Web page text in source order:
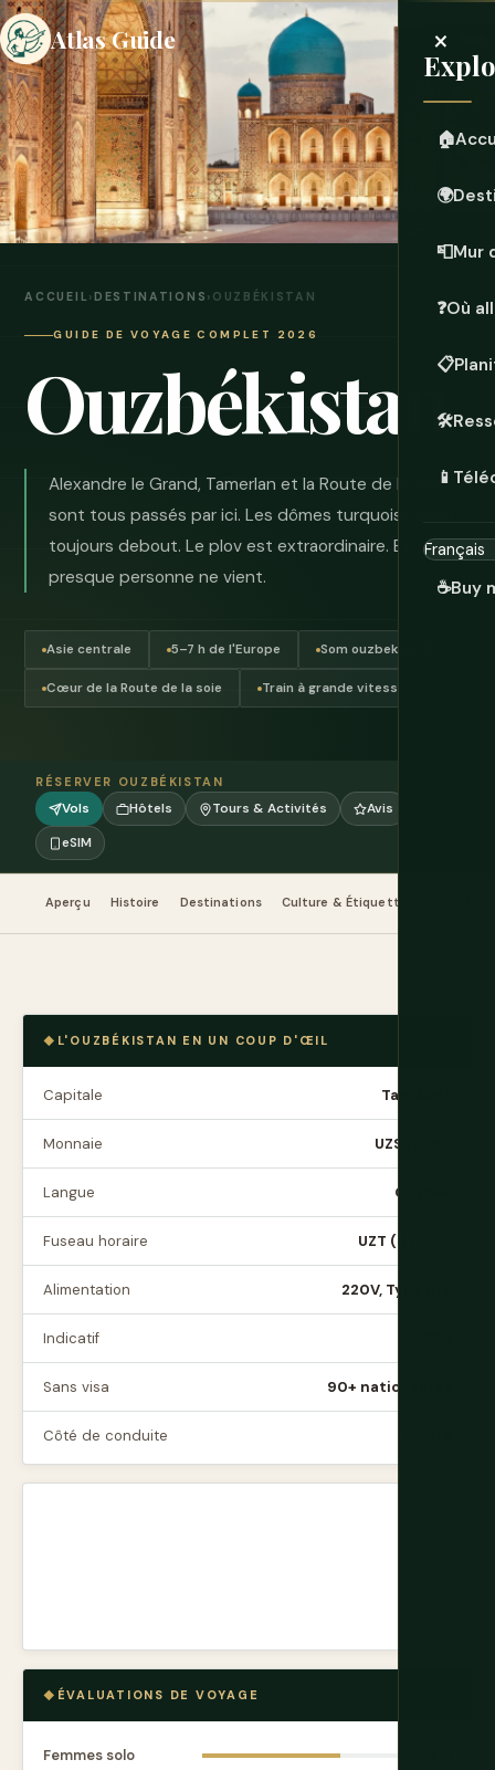
Atlas Guide ×
🏠
🌍
📮Mur
❓Où
📋
🛠️
📱
☕Buy
ACCUEIL›DESTINATIONS › OUZBÉKISTAN
GUIDE DE VOYAGE COMPLET 2026
Ouzbékistan
Alexandre le Grand, Tamerlan et la Route de la soie
sont tous passés par ici. Les dômes turquoise sont
toujours debout. Le plov est extraordinaire. Et
presque personne ne vient.
Asie centrale 5–7 h de l'Europe Som ouzbek (UZS)
Cœur de la Route de la soie Train à grande vitesse
RÉSERVER OUZBÉKISTAN
Vols Hôtels Tours & Activités
Avis
eSIM
Aperçu Histoire Destinations Culture & Étiquette
L'OUZBÉKISTAN EN UN COUP D'ŒIL
Capitale Tachkent
Monnaie UZS (soʻm)
Langue Ouzbek
Fuseau horaire UZT (UTC+5)
Alimentation 220V, Type C/F
Indicatif
Sans visa 90+ nationalités
Côté de conduite
ÉVALUATIONS DE VOYAGE
Femmes solo